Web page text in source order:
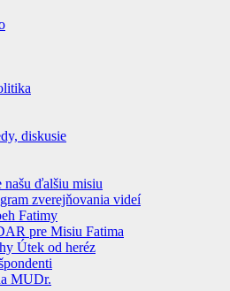
diskusie
našu ďalšiu misiu
zverejňovania videí
Fatimy
pre Misiu Fatima
Útek od heréz
MUDr.